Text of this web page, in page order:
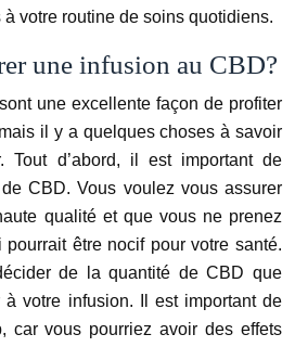
votre routine de soins quotidiens.
une infusion au CBD?
une excellente façon de profiter
il y a quelques choses à savoir
Tout d’abord, il est important de
CBD. Vous voulez vous assurer
qualité et que vous ne prenez
être nocif pour votre santé.
de la quantité de CBD que
votre infusion. Il est important de
car vous pourriez avoir des effets